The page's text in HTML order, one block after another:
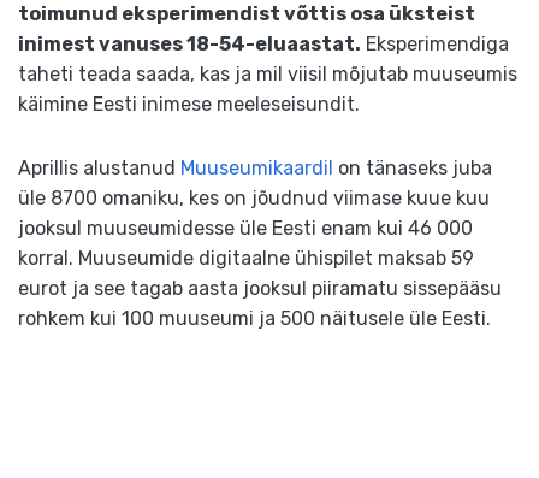
toimunud eksperimendist võttis osa üksteist
inimest vanuses 18-54-eluaastat. Eksperimendiga
taheti teada saada, kas ja mil viisil mõjutab muuseumis
käimine Eesti inimese meeleseisundit.
Aprillis alustanud Muuseumikaardil on tänaseks juba
üle 8700 omaniku, kes on jõudnud viimase kuue kuu
jooksul muuseumidesse üle Eesti enam kui 46 000
korral. Muuseumide digitaalne ühispilet maksab 59
eurot ja see tagab aasta jooksul piiramatu sissepääsu
rohkem kui 100 muuseumi ja 500 näitusele üle Eesti.